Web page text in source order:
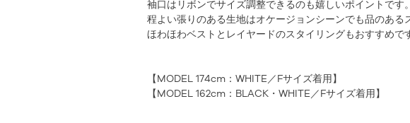
袖口はリボンでサイズ調整できるのも嬉しいポイントです。
程よい張りのある生地はオケージョンシーンでも品のある
ほわほわベストとレイヤードのスタイリングもおすすめで
【MODEL 174cm：WHITE／Fサイズ着用】
【MODEL 162cm：BLACK・WHITE／Fサイズ着用】